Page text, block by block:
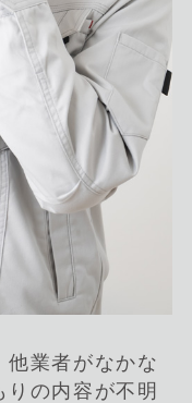
他業者がなかな
の内容が不明